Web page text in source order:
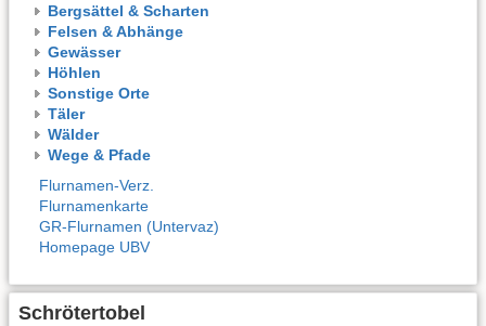
Bergsättel & Scharten
Felsen & Abhänge
Gewässer
Höhlen
Sonstige Orte
Täler
Wälder
Wege & Pfade
Flurnamen-Verz.
Flurnamenkarte
GR-Flurnamen (Untervaz)
Homepage UBV
Schrötertobel